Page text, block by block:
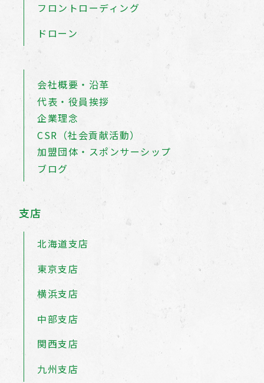
フロントローディング
ドローン
会社概要・沿革
代表・役員挨拶
企業理念
CSR（社会貢献活動）
加盟団体・スポンサーシップ
ブログ
支店
北海道支店
東京支店
横浜支店
中部支店
関西支店
九州支店